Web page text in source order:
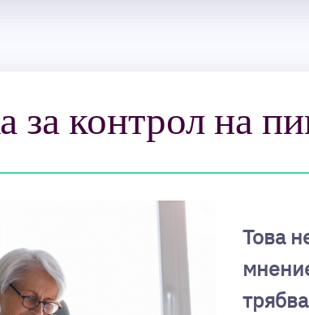
за контрол на
Това